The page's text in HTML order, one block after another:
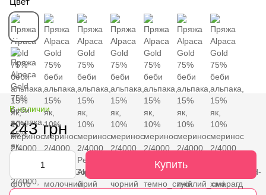
В наличии
243 грн
Купить